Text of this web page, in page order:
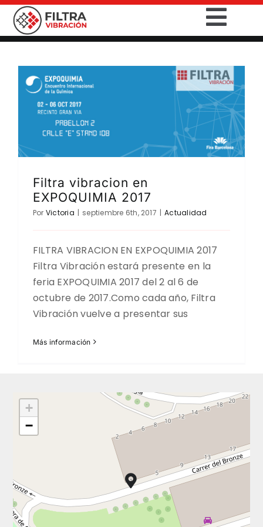
Saltar
contenido
INICIO
PRODUCTOS
SECTORES
EMPRESA
DESCARGAS
Filtra vibracion en
EXPOQUIMIA 2017
Por Victoria | septiembre 6th, 2017 | Actualidad
FILTRA VIBRACION EN EXPOQUIMIA 2017
Filtra Vibración estará presente en la
feria EXPOQUIMIA 2017 del 2 al 6 de
octubre de 2017.Como cada año, Filtra
Vibración vuelve a presentar sus
Más información
+
−